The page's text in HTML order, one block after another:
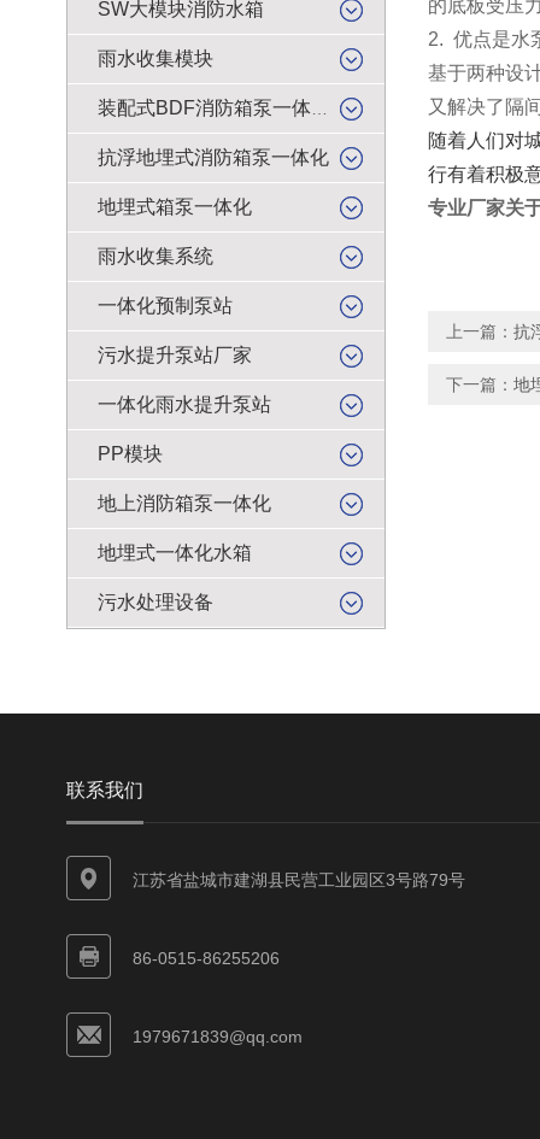
SW大模块消防水箱
雨水收集模块
抗浮地埋式消防箱泵一体化
地埋式箱泵一体化
雨水收集系统
一体化预制泵站
污水提升泵站厂家
一体化雨水提升泵站
PP模块
地上消防箱泵一体化
地埋式一体化水箱
污水处理设备
的底板受压
2. 优点是水
基于两种设
又解决了隔
随着人们对
行有着积极
专业厂家关
上一篇： 抗
下一篇： 地
联系我们
江苏省盐城市建湖县民营工业园区3号路79号
86-0515-86255206
1979671839@qq.com